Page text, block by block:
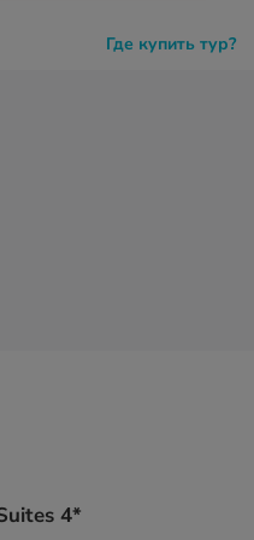
Где купить тур?
4*